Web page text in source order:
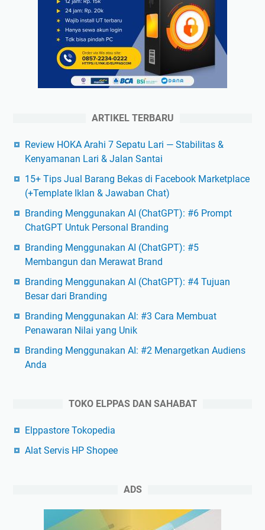
ARTIKEL TERBARU
Review HOKA Arahi 7 Sepatu Lari — Stabilitas &
Kenyamanan Lari & Jalan Santai
15+ Tips Jual Barang Bekas di Facebook Marketplace
(+Template Iklan & Jawaban Chat)
Branding Menggunakan AI (ChatGPT): #6 Prompt
ChatGPT Untuk Personal Branding
Branding Menggunakan AI (ChatGPT): #5
Membangun dan Merawat Brand
Branding Menggunakan AI (ChatGPT): #4 Tujuan
Besar dari Branding
Branding Menggunakan AI: #3 Cara Membuat
Penawaran Nilai yang Unik
Branding Menggunakan AI: #2 Menargetkan Audiens
Anda
TOKO ELPPAS DAN SAHABAT
Elppastore Tokopedia
Alat Servis HP Shopee
ADS